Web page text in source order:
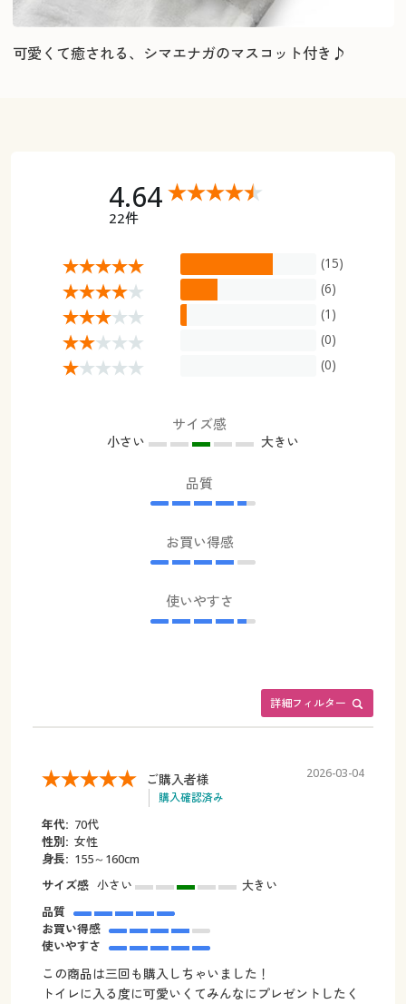
可愛くて癒される、シマエナガのマスコット付き♪
4.64
22件
(15)
(6)
(1)
(0)
(0)
サイズ感
小さい 大きい
品質
お買い得感
使いやすさ
詳細フィルター
ご購入者様
購入確認済み
2026-03-04
年代: 70代
性別: 女性
身長: 155～160cm
サイズ感 小さい
大きい
品質
お買い得感
使いやすさ
この商品は三回も購入しちゃいました！
トイレに入る度に可愛いくてみんなにプレゼントしたく